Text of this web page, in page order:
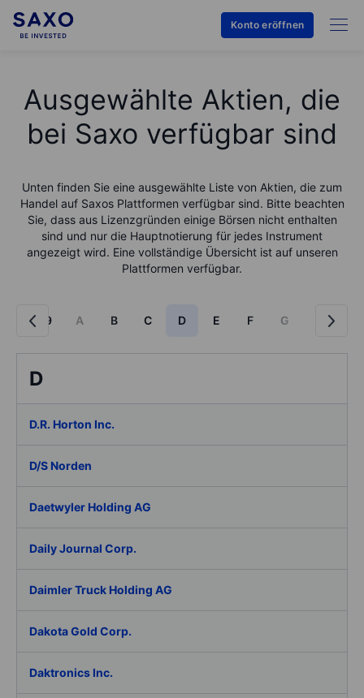
Konto eröffnen
Ausgewählte Aktien, die
bei Saxo verfügbar sind
Unten finden Sie eine ausgewählte Liste von Aktien, die zum
Handel auf Saxos Plattformen verfügbar sind. Bitte beachten
Sie, dass aus Lizenzgründen einige Börsen nicht enthalten
sind und nur die Hauptnotierung für jedes Instrument
angezeigt wird. Eine vollständige Übersicht ist auf unseren
Plattformen verfügbar.
0-9 A B C D E F G
D
D.R. Horton Inc.
D/S Norden
Daetwyler Holding AG
Daily Journal Corp.
Daimler Truck Holding AG
Dakota Gold Corp.
Daktronics Inc.